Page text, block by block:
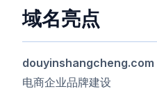
域名亮点
douyinshangcheng.com
电商企业品牌建设